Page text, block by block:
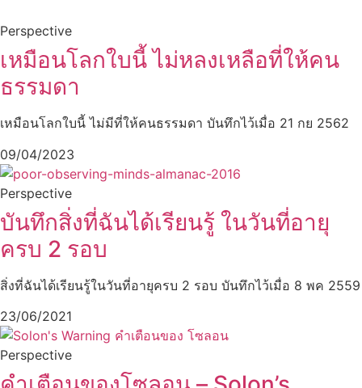
Perspective
เหมือนโลกใบนี้ ไม่หลงเหลือที่ให้คน
ธรรมดา
เหมือนโลกใบนี้ ไม่มีที่ให้คนธรรมดา บันทึกไว้เมื่อ 21 กย 2562
09/04/2023
Perspective
บันทึกสิ่งที่ฉันได้เรียนรู้ ในวันที่อายุ
ครบ 2 รอบ
สิ่งที่ฉันได้เรียนรู้ในวันที่อายุครบ 2 รอบ บันทึกไว้เมื่อ 8 พค 2559
23/06/2021
Perspective